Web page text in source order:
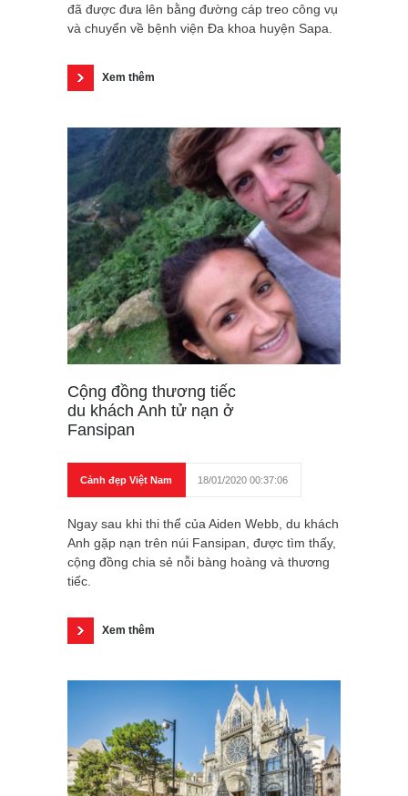
đã được đưa lên bằng đường cáp treo công vụ
và chuyển về bệnh viện Đa khoa huyện Sapa.
Xem thêm
Cộng đồng thương tiếc
du khách Anh tử nạn ở
Fansipan
Cảnh đẹp Việt Nam 18/01/2020 00:37:06
Ngay sau khi thi thể của Aiden Webb, du khách
Anh gặp nạn trên núi Fansipan, được tìm thấy,
cộng đồng chia sẻ nỗi bàng hoàng và thương
tiếc.
Xem thêm